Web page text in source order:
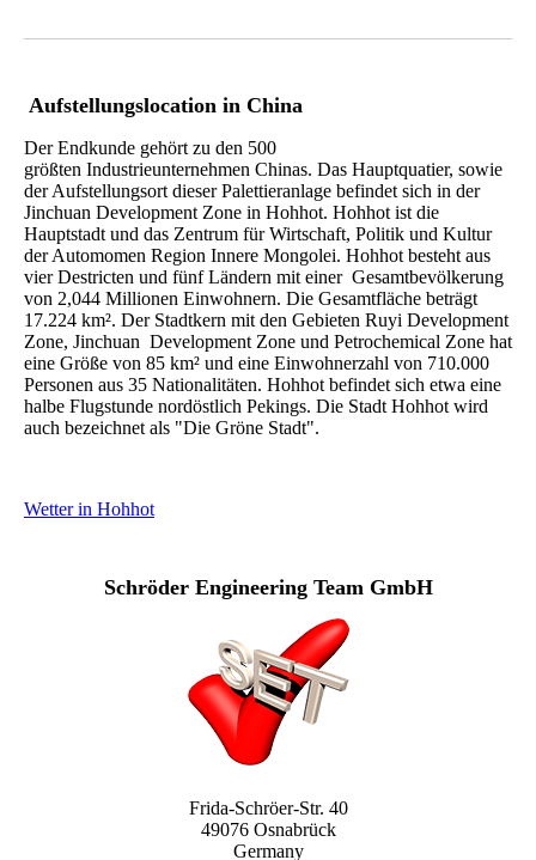
Aufstellungslocation in China
Der Endkunde gehört zu den 500
größten Industrieunternehmen Chinas. Das Hauptquatier, sowie
der Aufstellungsort dieser Palettieranlage befindet sich in der
Jinchuan Development Zone in Hohhot. Hohhot ist die
Hauptstadt und das Zentrum für Wirtschaft, Politik und Kultur
der Automomen Region Innere Mongolei. Hohhot besteht aus
vier Destricten und fünf Ländern mit einer Gesamtbevölkerung
von 2,044 Millionen Einwohnern. Die Gesamtfläche beträgt
17.224 km². Der Stadtkern mit den Gebieten Ruyi Development
Zone, Jinchuan Development Zone und Petrochemical Zone hat
eine Größe von 85 km² und eine Einwohnerzahl von 710.000
Personen aus 35 Nationalitäten. Hohhot befindet sich etwa eine
halbe Flugstunde nordöstlich Pekings. Die Stadt Hohhot wird
auch bezeichnet als "Die Gröne Stadt".
Wetter in Hohhot
Schröder Engineering Team GmbH
Frida-Schröer-Str. 40
49076 Osnabrück
Germany